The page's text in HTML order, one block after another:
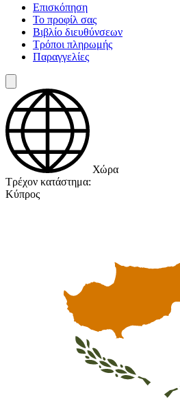
Επισκόπηση
Το προφίλ σας
Βιβλίο διευθύνσεων
Τρόποι πληρωμής
Παραγγελίες
Χώρα
Τρέχον κατάστημα:
Κύπρος